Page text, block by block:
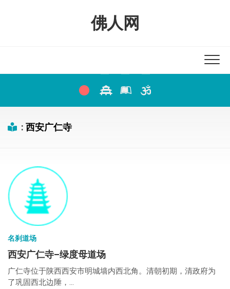
佛人网
: 西安广仁寺
名刹道场
西安广仁寺–绿度母道场
广仁寺位于陕西西安市明城墙内西北角。清朝初期，清政府为
了巩固西北边陲，...